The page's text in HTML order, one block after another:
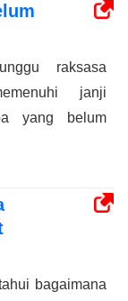
raksasa
janji
yang belum
bagaimana